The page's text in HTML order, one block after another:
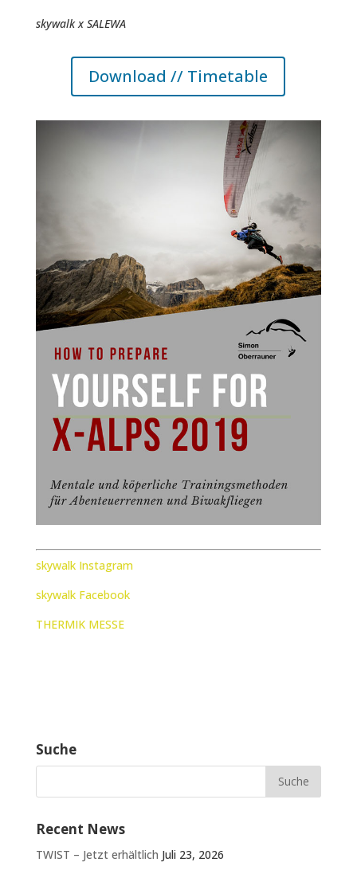
skywalk x SALEWA
Download // Timetable
skywalk Instagram
skywalk Facebook
THERMIK MESSE
Suche
Recent News
TWIST – Jetzt erhältlich Juli 23, 2026